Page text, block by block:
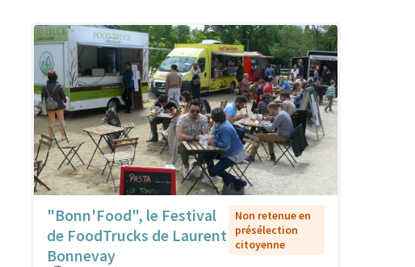
"Bonn'Food", le Festival
de FoodTrucks de Laurent
Bonnevay
Non retenue en
présélection
citoyenne